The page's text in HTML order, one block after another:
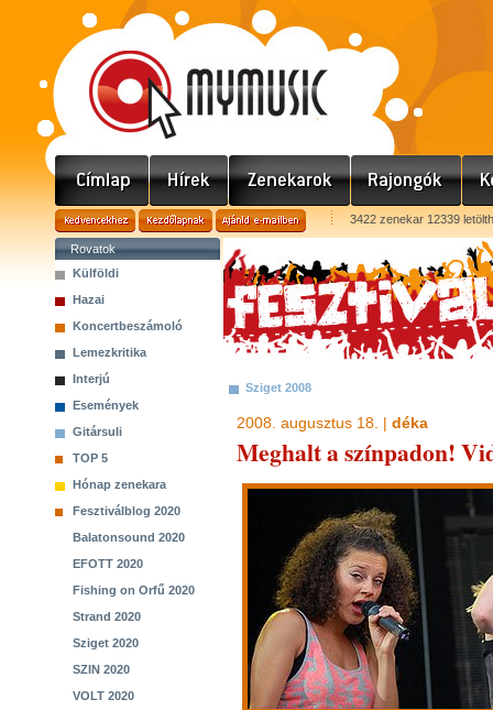
3422 zenekar 12339
Rovatok
Külföldi
Hazai
Koncertbeszámoló
Lemezkritika
Interjú
Események
Gitársuli
TOP 5
Hónap zenekara
Fesztiválblog 2020
Balatonsound 2020
EFOTT 2020
Fishing on Orfű 2020
Strand 2020
Sziget 2020
SZIN 2020
VOLT 2020
Sziget 2008
2008. augusztus 18. | déka
Meghalt a színpadon!